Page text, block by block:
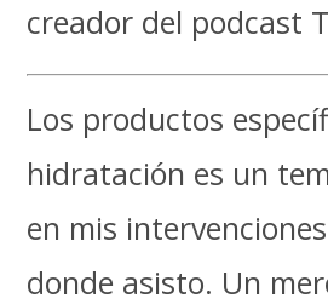
creador del podcast
Los productos
hidratación es un
en mis
donde asisto. Un